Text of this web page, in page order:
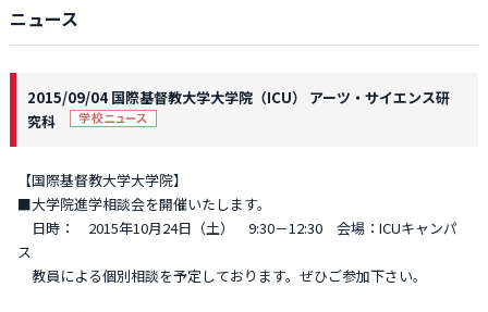
ニュース
2015/09/04 国際基督教大学大学院（ICU） アーツ・サイエンス研
究科
【国際基督教大学大学院】
■大学院進学相談会を開催いたします。
日時： 2015年10月24日（土） 9:30－12:30 会場：ICUキャンパ
ス
教員による個別相談を予定しております。ぜひご参加下さい。